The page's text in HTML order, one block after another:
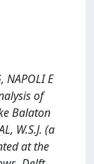
NAPOLI E
of
Balaton
W.S.J. (a
at the